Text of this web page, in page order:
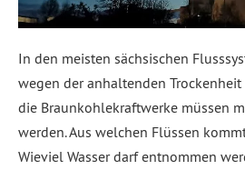
In den meisten sächsischen
wegen der anhaltenden Trockenheit
die Braunkohlekraftwerke müssen
werden. Aus welchen Flüssen
Wieviel Wasser darf entnommen